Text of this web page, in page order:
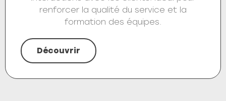
renforcer la qualité du service et la
formation des équipes.
Découvrir